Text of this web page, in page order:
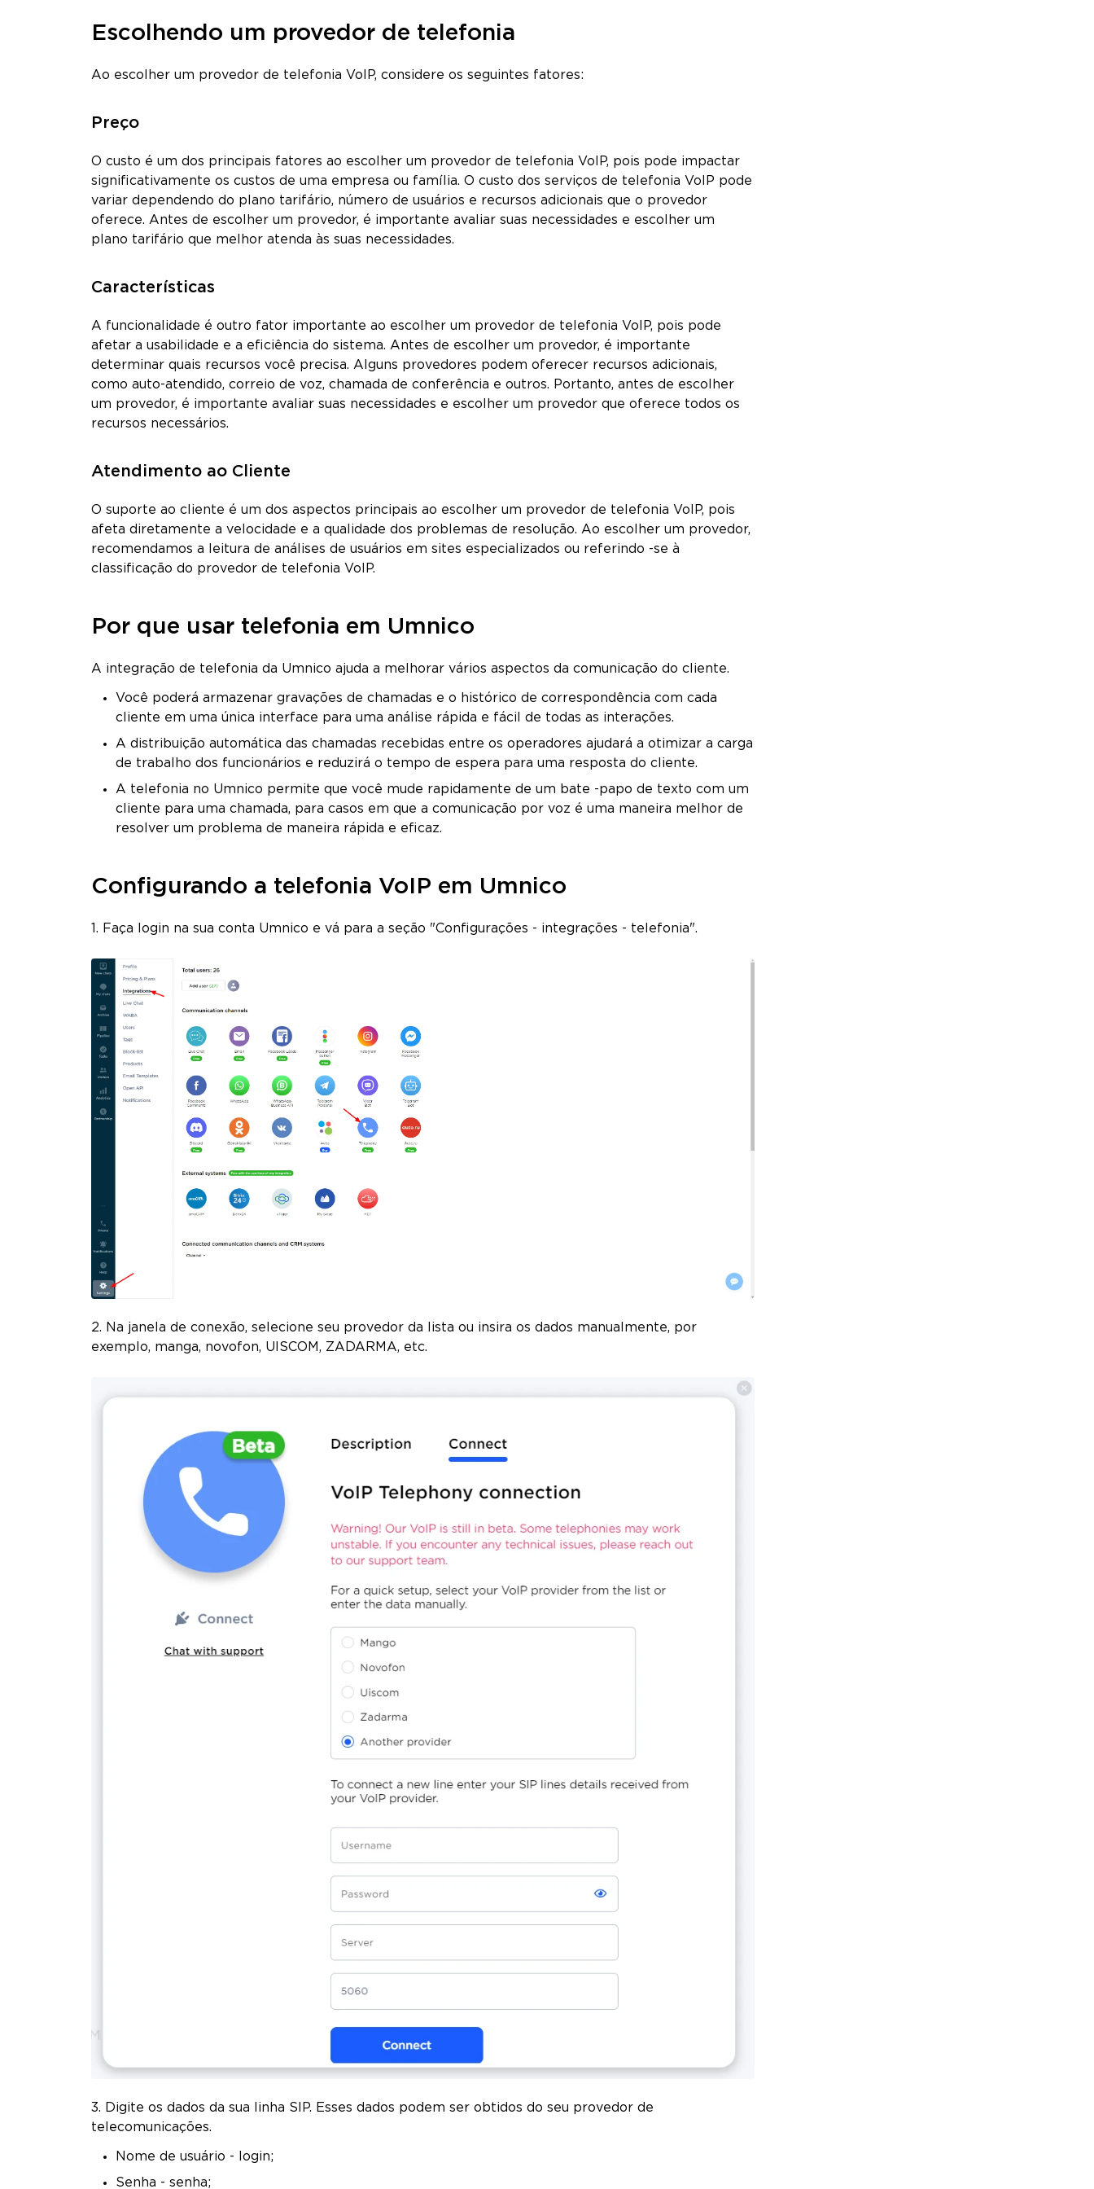
Escolhendo um provedor de telefonia
Ao escolher um provedor de telefonia VoIP, considere os seguintes fatores:
Preço
O custo é um dos principais fatores ao escolher um provedor de telefonia VoIP, pois pode impactar
significativamente os custos de uma empresa ou família. O custo dos serviços de telefonia VoIP pode
variar dependendo do plano tarifário, número de usuários e recursos adicionais que o provedor
oferece. Antes de escolher um provedor, é importante avaliar suas necessidades e escolher um
plano tarifário que melhor atenda às suas necessidades.
Características
A funcionalidade é outro fator importante ao escolher um provedor de telefonia VoIP, pois pode
afetar a usabilidade e a eficiência do sistema. Antes de escolher um provedor, é importante
determinar quais recursos você precisa. Alguns provedores podem oferecer recursos adicionais,
como auto-atendido, correio de voz, chamada de conferência e outros. Portanto, antes de escolher
um provedor, é importante avaliar suas necessidades e escolher um provedor que oferece todos os
recursos necessários.
Atendimento ao Cliente
O suporte ao cliente é um dos aspectos principais ao escolher um provedor de telefonia VoIP, pois
afeta diretamente a velocidade e a qualidade dos problemas de resolução. Ao escolher um provedor,
recomendamos a leitura de análises de usuários em sites especializados ou referindo -se à
classificação do provedor de telefonia VoIP.
Por que usar telefonia em Umnico
A integração de telefonia da Umnico ajuda a melhorar vários aspectos da comunicação do cliente.
Você poderá armazenar gravações de chamadas e o histórico de correspondência com cada
cliente em uma única interface para uma análise rápida e fácil de todas as interações.
A distribuição automática das chamadas recebidas entre os operadores ajudará a otimizar a carga
de trabalho dos funcionários e reduzirá o tempo de espera para uma resposta do cliente.
A telefonia no Umnico permite que você mude rapidamente de um bate -papo de texto com um
cliente para uma chamada, para casos em que a comunicação por voz é uma maneira melhor de
resolver um problema de maneira rápida e eficaz.
Configurando a telefonia VoIP em Umnico
1. Faça login na sua conta Umnico e vá para a seção "Configurações - integrações - telefonia".
2. Na janela de conexão, selecione seu provedor da lista ou insira os dados manualmente, por
exemplo, manga, novofon, UISCOM, ZADARMA, etc.
3. Digite os dados da sua linha SIP. Esses dados podem ser obtidos do seu provedor de
telecomunicações.
Nome de usuário - login;
Senha - senha;